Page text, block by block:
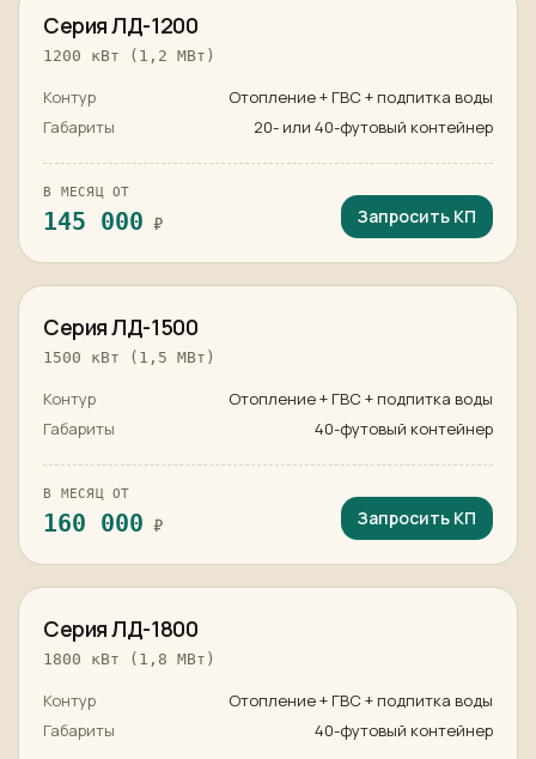
Серия ЛД-1200
1200 кВт (1,2 МВт)
Контур
Отопление + ГВС + подпитка воды
Габариты
20- или 40-футовый контейнер
В МЕСЯЦ ОТ
145 000 ₽ Запросить КП
Серия ЛД-1500
1500 кВт (1,5 МВт)
Контур
Отопление + ГВС + подпитка воды
Габариты
40-футовый контейнер
В МЕСЯЦ ОТ
160 000 ₽ Запросить КП
Серия ЛД-1800
1800 кВт (1,8 МВт)
Контур
Отопление + ГВС + подпитка воды
Габариты
40-футовый контейнер